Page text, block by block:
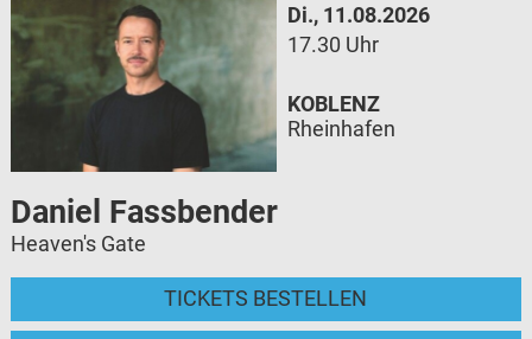
Di., 11.08.2026
17.30 Uhr
Daniel Fassbender
Heaven's Gate
TICKETS BESTELLEN
KOBLENZ
Rheinhafen